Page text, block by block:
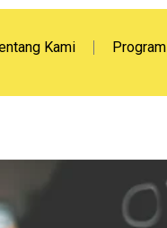
Kami Program